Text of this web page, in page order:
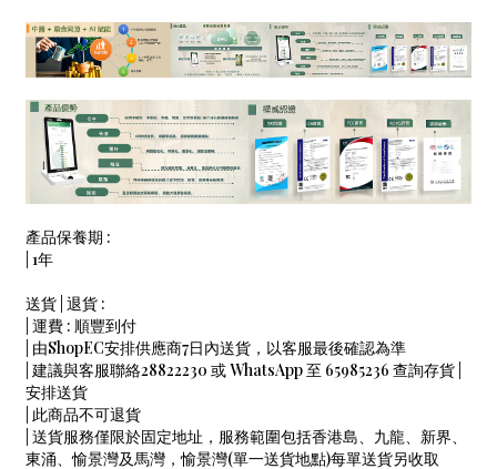
產品保養期 :
| 1年
送貨 | 退貨 :
| 運費 : 順豐到付
| 由ShopEC安排供應商7日內送貨，以客服最後確認為準
| 建議與客服聯絡28822230 或 WhatsApp 至 65985236 查詢存貨 |
安排送貨
| 此商品不可退貨
| 送貨服務僅限於固定地址，服務範圍包括香港島、九龍、新界、
東涌、愉景灣及馬灣，愉景灣(單一送貨地點)每單送貨另收取